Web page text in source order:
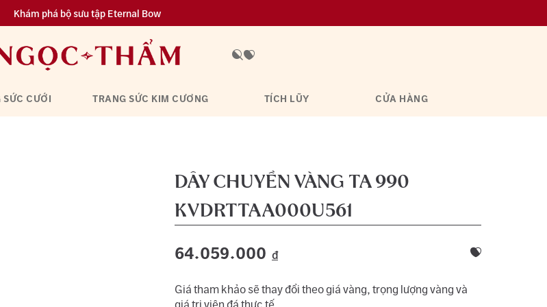
Khám phá bộ sưu tập Eternal Bow
dạng lựa chọn tích luỹ từ 0.1 chỉ vàng 999.9
SỨC CƯỚI TRANG SỨC KIM CƯƠNG TÍCH LŨY CỬA HÀNG
DÂY CHUYỀN VÀNG TA 990
KVDRTTAA000U561
64.059.000 đ
Giá tham khảo sẽ thay đổi theo giá vàng, trọng lượng vàng và